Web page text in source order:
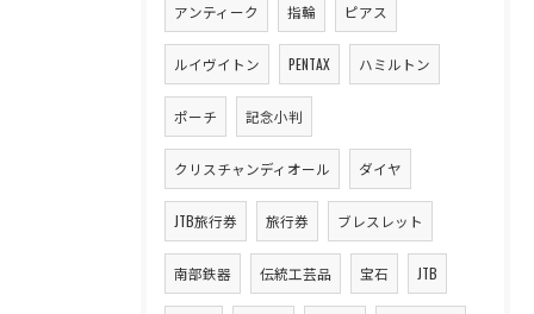
アンティーク 指輪 ピアス
ルイヴイトン PENTAX ハミルトン
ポーチ 記念小判
クリスチャンディオール ダイヤ
JTB旅行券 旅行券 ブレスレット
南部鉄器 伝統工芸品 宝石 JTB